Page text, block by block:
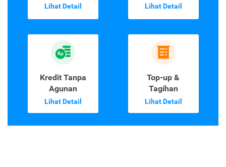
Lihat Detail Lihat Detail
Kredit Tanpa
Agunan
Lihat Detail
Top-up &
Tagihan
Lihat Detail